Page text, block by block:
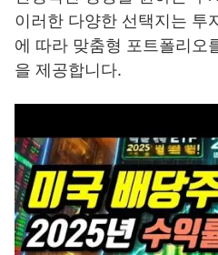
이러한 다양한 선택지는 투
에 따라 맞춤형 포트폴리오
을 제공합니다.